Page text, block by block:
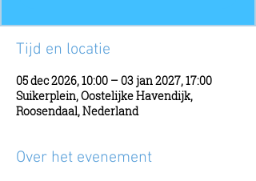
Tijd en locatie
05 dec 2026, 10:00 – 03 jan 2027, 17:00
Suikerplein, Oostelijke Havendijk,
Roosendaal, Nederland
Over het evenement